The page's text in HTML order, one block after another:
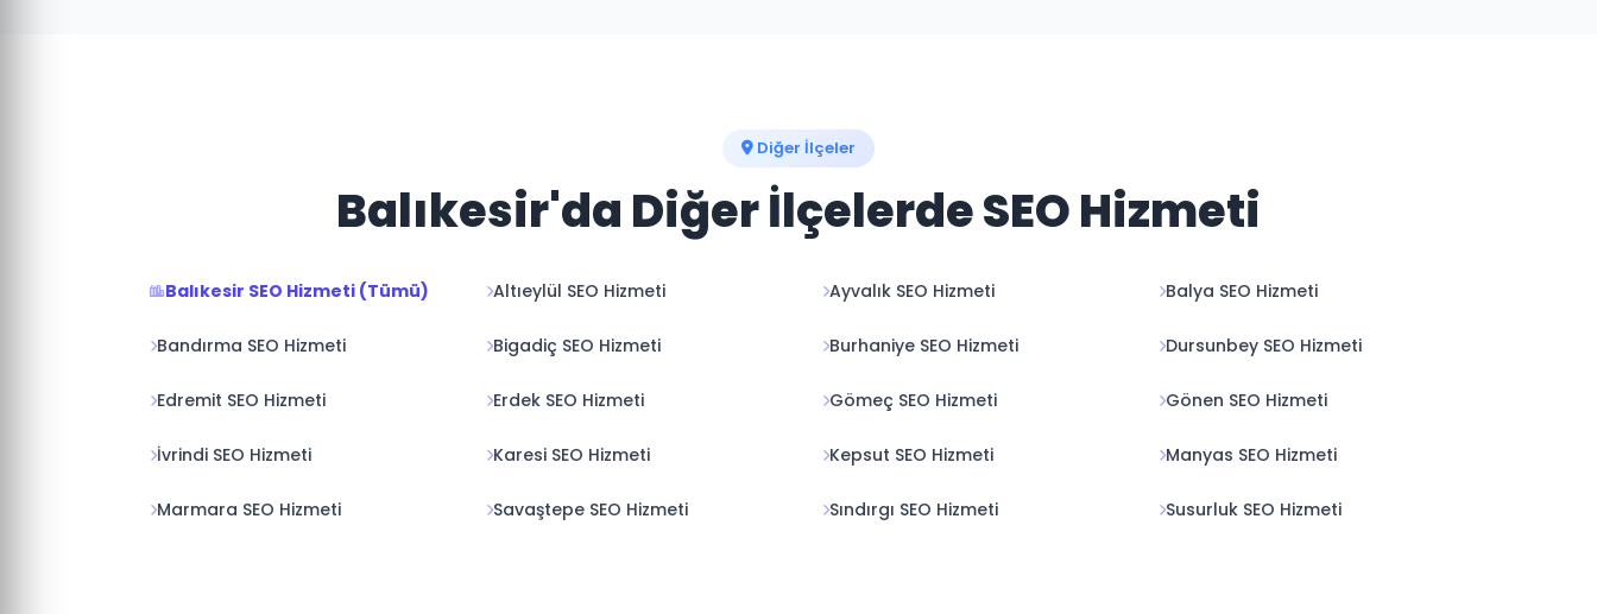
Diğer İlçeler
Balıkesir'da Diğer İlçelerde SEO Hizmeti
Balıkesir SEO Hizmeti (Tümü) Altıeylül SEO Hizmeti Ayvalık SEO Hizmeti Balya SEO Hizmeti
Bandırma SEO Hizmeti Bigadiç SEO Hizmeti Burhaniye SEO Hizmeti Dursunbey SEO Hizmeti
Edremit SEO Hizmeti Erdek SEO Hizmeti Gömeç SEO Hizmeti Gönen SEO Hizmeti
İvrindi SEO Hizmeti Karesi SEO Hizmeti Kepsut SEO Hizmeti Manyas SEO Hizmeti
Marmara SEO Hizmeti Savaştepe SEO Hizmeti Sındırgı SEO Hizmeti Susurluk SEO Hizmeti